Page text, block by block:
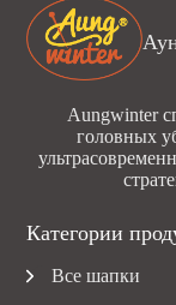
Aungwinter
головных
Категории
Все шапки